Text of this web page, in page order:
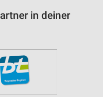
in deiner